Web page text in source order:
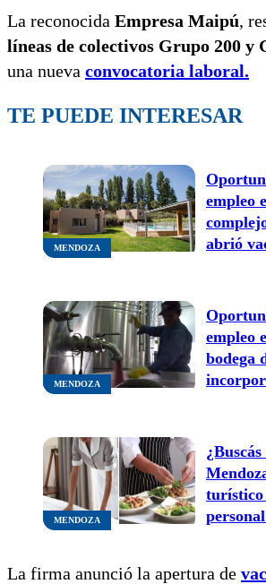
La reconocida Empresa Maipú,
líneas de colectivos Grupo 200 y
una nueva convocatoria laboral.
TE PUEDE INTERESAR
MENDOZA
empleo
abrió
MENDOZA
empleo
bodega
MENDOZA
La firma anunció la apertura de